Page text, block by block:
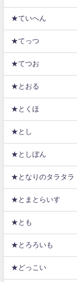
★ていへん
★てっつ
★てつお
★とおる
★とくほ
★とし
★としぼん
★となりのタラタラ
★とまとらいす
★とも
★とろろいも
★どっこい